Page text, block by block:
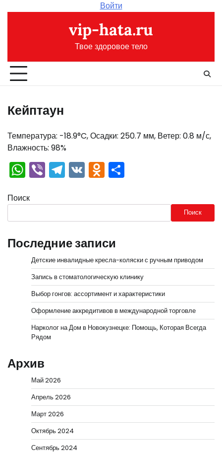
Войти
vip-hata.ru
Твое здоровое тело
Кейптаун
Температура: -18.9°C, Осадки: 250.7 мм, Ветер: 0.8 м/с,
Влажность: 98%
WhatsApp
ViberTelegram
VKOdnoklassniki
Поиск
Поиск
Последние записи
Детские инвалидные кресла-коляски с ручным приводом
Запись в стоматологическую клинику
Выбор гонгов: ассортимент и характеристики
Оформление аккредитивов в международной торговле
Нарколог на Дом в Новокузнецке: Помощь, Которая Всегда
Рядом
Архив
Май 2026
Апрель 2026
Март 2026
Октябрь 2024
Сентябрь 2024